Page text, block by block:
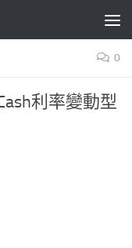
0
利率變動型